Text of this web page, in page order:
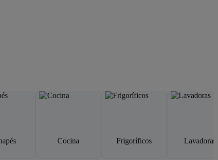
Cocina Frigoríficos Lavadoras